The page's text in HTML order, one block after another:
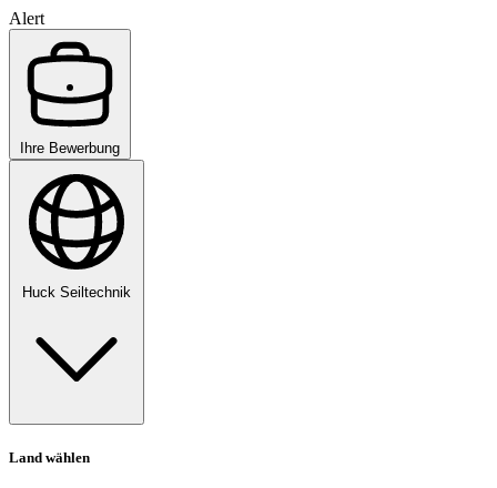
Alert
Ihre Bewerbung
Huck Seiltechnik
Land wählen